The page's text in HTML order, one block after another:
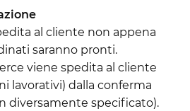
al cliente non appena
saranno pronti.
viene spedita al cliente
lavorativi) dalla conferma
diversamente specificato).